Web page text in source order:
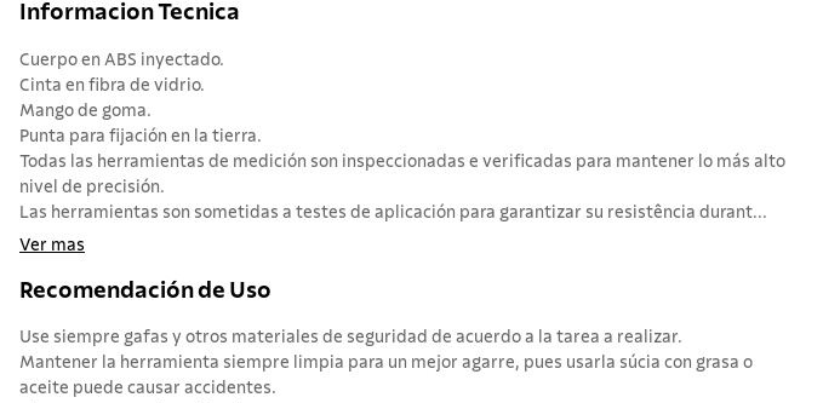
Informacion Tecnica
Cuerpo en ABS inyectado.
Cinta en fibra de vidrio.
Mango de goma.
Punta para fijación en la tierra.
Todas las herramientas de medición son inspeccionadas e verificadas para mantener lo más alto
nivel de precisión.
Las herramientas son sometidas a testes de aplicación para garantizar su resistência durant...
Ver mas
Recomendación de Uso
Use siempre gafas y otros materiales de seguridad de acuerdo a la tarea a realizar.
Mantener la herramienta siempre limpia para un mejor agarre, pues usarla súcia con grasa o
aceite puede causar accidentes.